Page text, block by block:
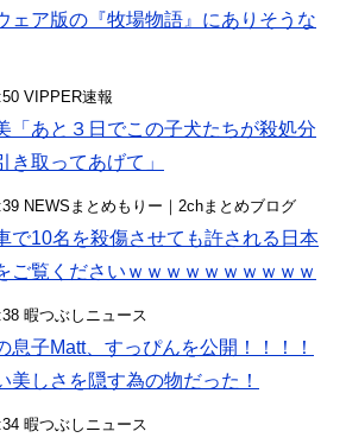
ェア版の『牧場物語』にありそうな
VIPPER速報
「あと３日でこの子犬たちが殺処分
き取ってあげて」
NEWSまとめもりー｜2chまとめブログ
で10名を殺傷させても許される日本
ご覧くださいｗｗｗｗｗｗｗｗｗｗ
暇つぶしニュース
息子Matt、すっぴんを公開！！！！
美しさを隠す為の物だった！
暇つぶしニュース